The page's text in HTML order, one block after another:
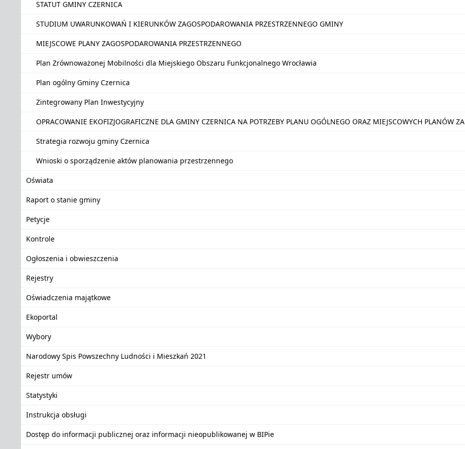
STATUT GMINY CZERNICA
STUDIUM UWARUNKOWAŃ I KIERUNKÓW ZAGOSPODAROWANIA PRZESTRZENNEGO GMINY
MIEJSCOWE PLANY ZAGOSPODAROWANIA PRZESTRZENNEGO
Plan Zrównoważonej Mobilności dla Miejskiego Obszaru Funkcjonalnego Wrocławia
Plan ogólny Gminy Czernica
Zintegrowany Plan Inwestycyjny
OPRACOWANIE EKOFIZJOGRAFICZNE DLA GMINY CZERNICA NA POTRZEBY PLANU OGÓLNEGO ORAZ MIEJSCOWYCH PLANÓW
Strategia rozwoju gminy Czernica
Wnioski o sporządzenie aktów planowania przestrzennego
Oświata
Raport o stanie gminy
Petycje
Kontrole
Ogłoszenia i obwieszczenia
Rejestry
Oświadczenia majątkowe
Ekoportal
Wybory
Narodowy Spis Powszechny Ludności i Mieszkań 2021
Rejestr umów
Statystyki
Instrukcja obsługi
Dostęp do informacji publicznej oraz informacji nieopublikowanej w BIPie